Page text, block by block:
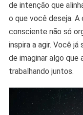
de intenção que
o que você deseja.
consciente não só
inspira a agir. Você
de imaginar algo que
trabalhando juntos.